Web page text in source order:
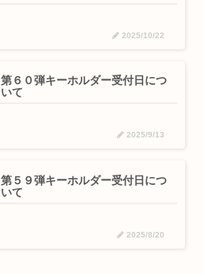
2025/10/22
第６０弾キーホルダー受付日につ
いて
2025/9/13
第５９弾キーホルダー受付日につ
いて
2025/8/20